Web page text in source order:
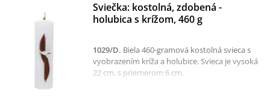
Sviečka: kostolná, zdobená -
holubica s krížom, 460 g
1029/D. Biela 460-gramová kostolná svieca s
vyobrazením kríža a holubice. Svieca je vysoká
22 cm, s priemerom 6 cm.